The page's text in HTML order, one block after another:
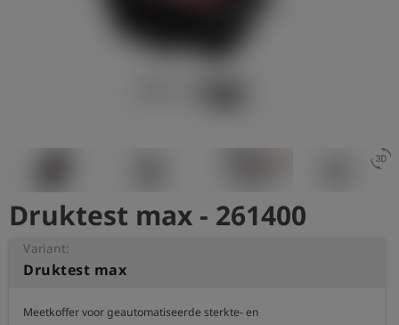
Registratie
3d_rotation
Druktest max - 261400
Variant:
Druktest max
Meetkoffer voor geautomatiseerde sterkte- en